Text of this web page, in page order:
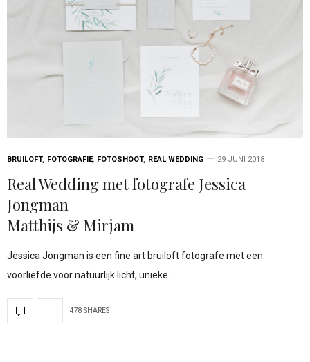
BRUILOFT, FOTOGRAFIE, FOTOSHOOT, REAL WEDDING 29 JUNI 2018
Real Wedding met fotografe Jessica
Jongman
Matthijs & Mirjam
Jessica Jongman is een fine art bruiloft fotografe met een
voorliefde voor natuurlijk licht, unieke…
478 SHARES